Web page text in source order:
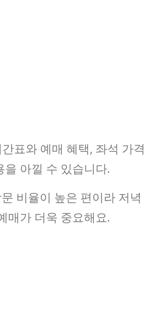
표와 예매 혜택, 좌석 가격
아낄 수 있습니다.
비율이 높은 편이라 저녁
매가 더욱 중요해요.